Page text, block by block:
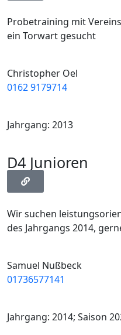
Probetraining mit
ein Torwart gesucht
Christopher Oel
0162 9179714
Jahrgang: 2013
D4 Junioren
Wir suchen
des Jahrgangs 2014,
Samuel Nußbeck
01736577141
Jahrgang: 2014; Saison